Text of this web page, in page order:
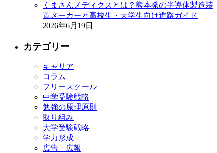
くまさんメディクスとは？熊本発の半導体製造装
置メーカーと高校生・大学生向け進路ガイド
2026年6月19日
カテゴリー
キャリア
コラム
フリースクール
中学受験戦略
勉強の原理原則
取り組み
大学受験戦略
学力形成
広告・広報